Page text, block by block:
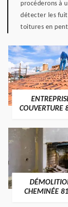
procéderons à
détecter les
toitures en
COUVERTURE
CHEMINÉE